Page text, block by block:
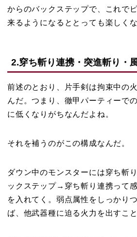
からのバックステップで、これで
来るようになるととっても楽しく
2.穿ち斬り連携・突進斬り・
前述のとおり、片手剣は拘束中の
んだ。つまり、徹甲パーティーで
に低くなりがちなんだよね。
それを補うのがこの構成なんだ。
ダウン中のモンスターには穿ち
ックステップ→穿ち斬り連携って
を入れてく。弱点属性をしっかり
ば、他武器種に迫る火力を出すこ